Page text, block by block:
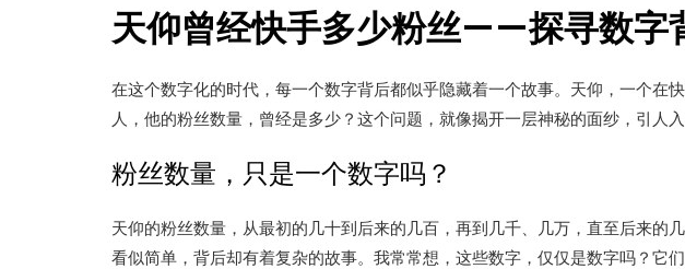
天仰曾经快手多少粉丝——探寻数字
在这个数字化的时代，每一个数字背后都似乎隐藏着一个故事。天仰，一个在
人，他的粉丝数量，曾经是多少？这个问题，就像揭开一层神秘的面纱，引人入
粉丝数量，只是一个数字吗？
天仰的粉丝数量，从最初的几十到后来的几百，再到几千、几万，直至后来的
看似简单，背后却有着复杂的故事。我常常想，这些数字，仅仅是数字吗？它